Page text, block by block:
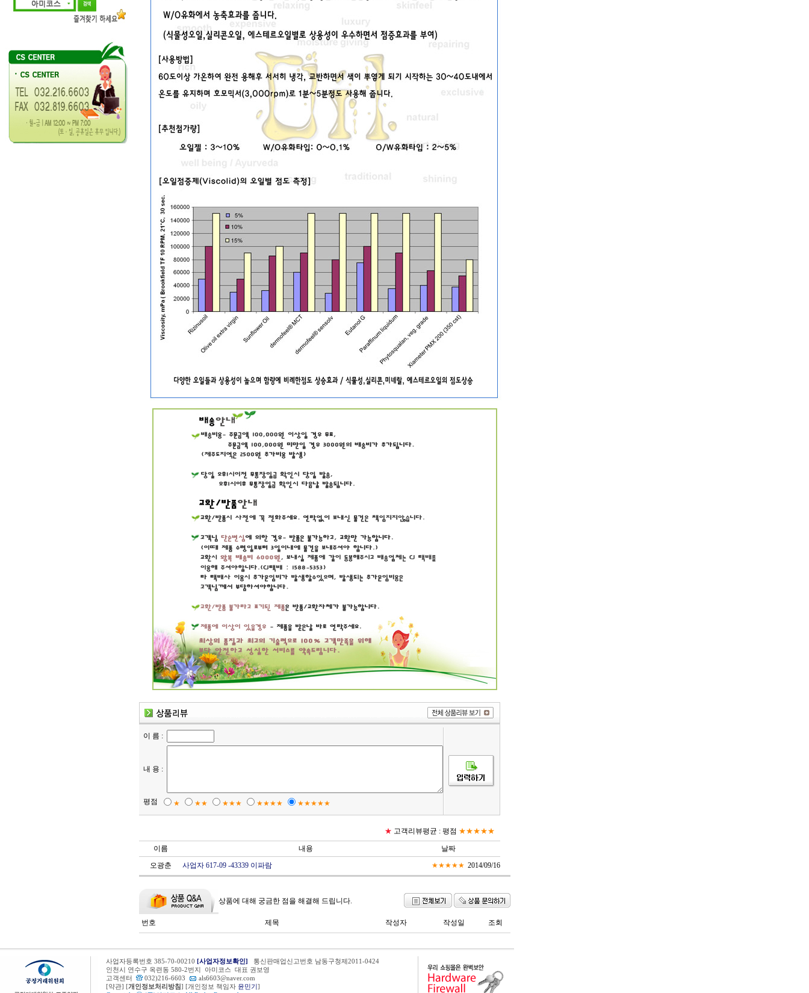
이 름 :
내 용 :
평점 ★ ★★ ★★★ ★★★★ ★★★★★
★ 고객리뷰평균 : 평점 ★★★★★
이름 내용
날짜
오광춘
사업자 617-09 -43339 이파람 ★★★★★ 2014/09/16
상품에 대해 궁금한 점을 해결해 드립니다.
번호 제목 작성자 작성일 조회
사업자등록번호 385-70-00210 [사업자정보확인]
통신판매업신고번호 남동구청제2011-0424
인천시 연수구 옥련동 580-2번지 아미코스 대표 권보영
고객센터
032)216-6603
als6603@naver.com
[약관] [개인정보처리방침] [개인정보 책임자 윤민기 ]